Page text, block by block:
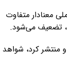
معنادار متفاوت
تضعیف می‌شود.
بار نظر خود را در مورد جمجمه نئاندرتال‌ها در اواسط دهه ۱۸۰۰ بیان و منتشر کرد، شواهد